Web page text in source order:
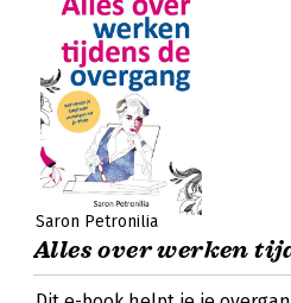
Saron Petronilia
Alles over werken